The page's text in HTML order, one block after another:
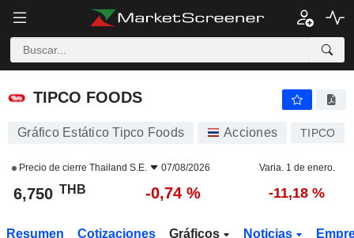
TIPCO FOODS
TIPCO FOODS
Gráfico Estático Tipco Foods Acciones TIPCO
Precio de cierre Thailand S.E. 07/08/2026 Varia. 1 de enero.
6,750 THB -0,74 % -11,18 %
Resumen Cotizaciones Gráficos Noticias